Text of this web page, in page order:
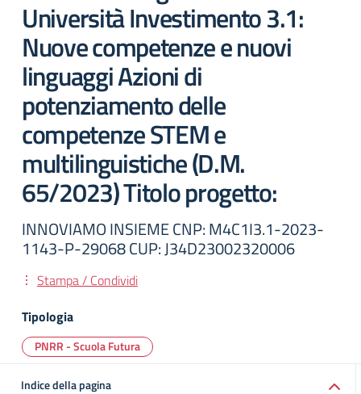
Università Investimento 3.1:
Nuove competenze e nuovi
linguaggi Azioni di
potenziamento delle
competenze STEM e
multilinguistiche (D.M.
65/2023) Titolo progetto:
INNOVIAMO INSIEME CNP: M4C1I3.1-2023-
1143-P-29068 CUP: J34D23002320006
Stampa / Condividi
Tipologia
PNRR - Scuola Futura
Indice della pagina